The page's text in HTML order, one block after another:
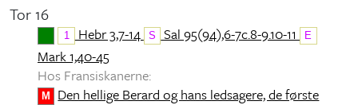
Tor 16
1 Hebr 3,7-14 S Sal 95(94),6-7c.8-9.10-11 E
Mark 1,40-45
Hos Fransiskanerne:
M
Den hellige Berard og hans ledsagere, de første